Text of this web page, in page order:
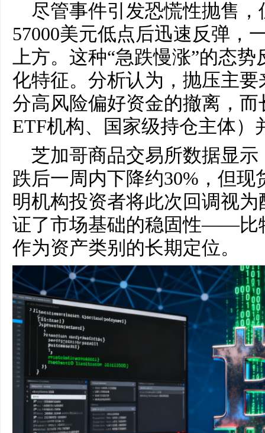
尽管事件引发恐慌性抛售
57000美元低点后迅速反弹，
上方。这种“急跌慢涨”的态
化特征。分析认为，抛压主
分高风险偏好资金的撤离，
ETF机构、国家级持仓主体）
芝加哥商品交易所数据显
跌后一周内下降约30%，但
明机构投资者将此次回调视
证了市场基础的稳固性——比
作为资产类别的长期定位。